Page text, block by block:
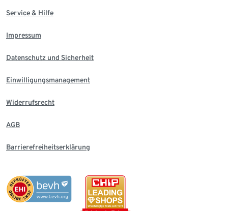
Service & Hilfe
Impressum
Datenschutz und Sicherheit
Einwilligungsmanagement
Widerrufsrecht
AGB
Barrierefreiheitserklärung